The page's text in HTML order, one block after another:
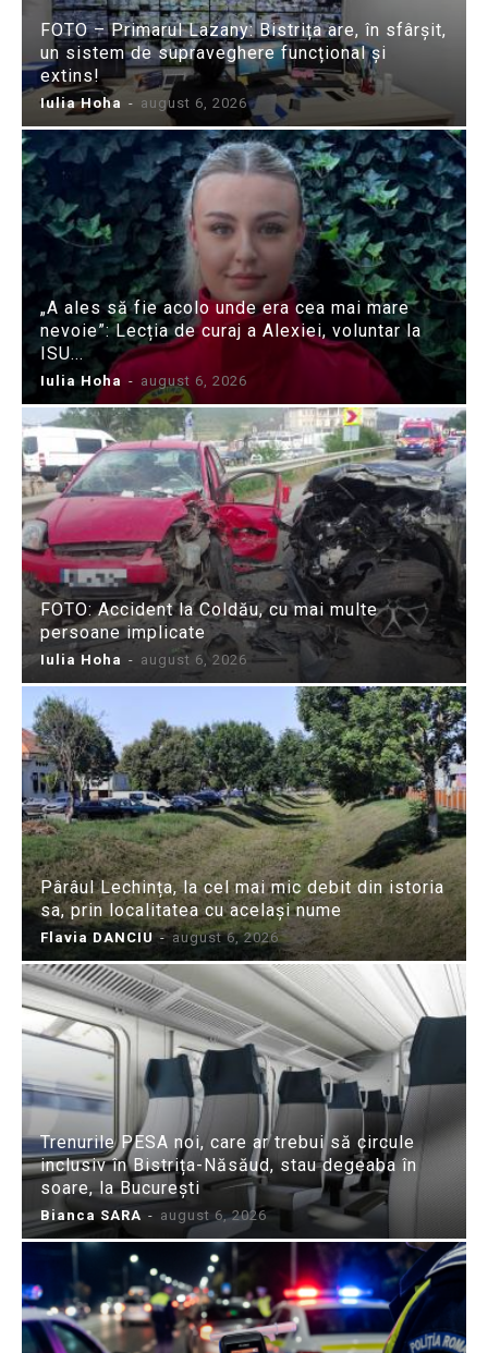
FOTO – Primarul Lazany: Bistrița are, în sfârșit,
un sistem de supraveghere funcțional și
extins!
Iulia Hoha - august 6, 2026
„A ales să fie acolo unde era cea mai mare
nevoie”: Lecția de curaj a Alexiei, voluntar la
ISU...
Iulia Hoha - august 6, 2026
FOTO: Accident la Coldău, cu mai multe
persoane implicate
Iulia Hoha - august 6, 2026
Pârâul Lechința, la cel mai mic debit din istoria
sa, prin localitatea cu același nume
Flavia DANCIU - august 6, 2026
Trenurile PESA noi, care ar trebui să circule
inclusiv în Bistrița-Năsăud, stau degeaba în
soare, la București
Bianca SARA - august 6, 2026